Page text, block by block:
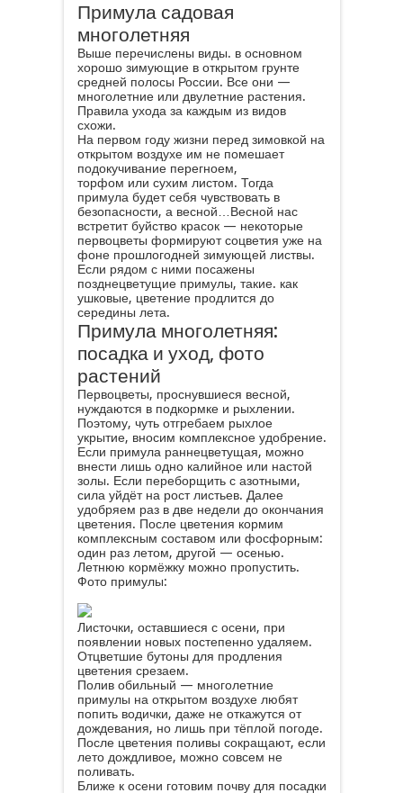
Примула садовая
многолетняя
Выше перечислены виды. в основном
хорошо зимующие в открытом грунте
средней полосы России. Все они —
многолетние или двулетние растения.
Правила ухода за каждым из видов
схожи.
На первом году жизни перед зимовкой на
открытом воздухе им не помешает
подокучивание перегноем,
торфом или сухим листом. Тогда
примула будет себя чувствовать в
безопасности, а весной…Весной нас
встретит буйство красок — некоторые
первоцветы формируют соцветия уже на
фоне прошлогодней зимующей листвы.
Если рядом с ними посажены
позднецветущие примулы, такие. как
ушковые, цветение продлится до
середины лета.
Примула многолетняя:
посадка и уход, фото
растений
Первоцветы, проснувшиеся весной,
нуждаются в подкормке и рыхлении.
Поэтому, чуть отгребаем рыхлое
укрытие, вносим комплексное удобрение.
Если примула раннецветущая, можно
внести лишь одно калийное или настой
золы. Если переборщить с азотными,
сила уйдёт на рост листьев. Далее
удобряем раз в две недели до окончания
цветения. После цветения кормим
комплексным составом или фосфорным:
один раз летом, другой — осенью.
Летнюю кормёжку можно пропустить.
Фото примулы:
Листочки, оставшиеся с осени, при
появлении новых постепенно удаляем.
Отцветшие бутоны для продления
цветения срезаем.
Полив обильный — многолетние
примулы на открытом воздухе любят
попить водички, даже не откажутся от
дождевания, но лишь при тёплой погоде.
После цветения поливы сокращают, если
лето дождливое, можно совсем не
поливать.
Ближе к осени готовим почву для посадки